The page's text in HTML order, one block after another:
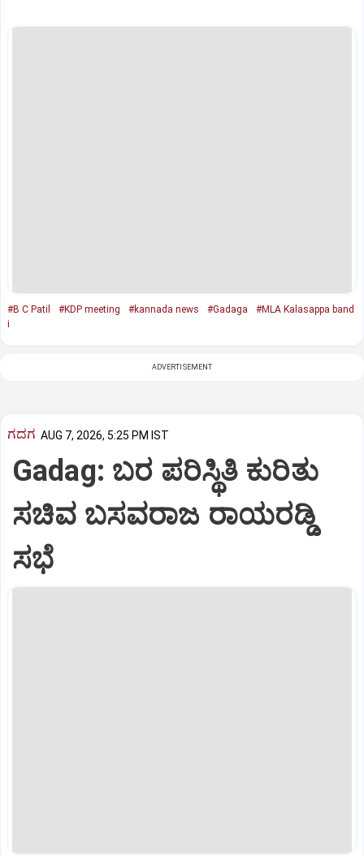
#B C Patil #KDP meeting #kannada news #Gadaga
#MLA Kalasappa band
i
ADVERTISEMENT
ಗದಗ AUG 7, 2026, 5:25 PM IST
Gadag: ಬರ ಪರಿಸ್ಥಿತಿ ಕುರಿತು
ಸಚಿವ ಬಸವರಾಜ ರಾಯರಡ್ಡಿ
ಸಭೆ